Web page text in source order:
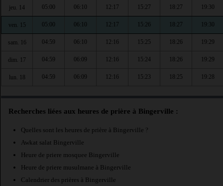
jeu. 14 05:00 06:10 12:17 15:27 18:27 19:30
ven. 15 05:00 06:10 12:17 15:26 18:27 19:30
sam. 16 04:59 06:10 12:16 15:25 18:26 19:29
dim. 17 04:59 06:09 12:16 15:24 18:26 19:29
lun. 18 04:59 06:09 12:16 15:23 18:25 19:28
Recherches liées aux heures de prière à Bingerville :
Quelles sont les heures de prière à Bingerville ?
Awkat salat Bingerville
Heure de priere mosquee Bingerville
Heure de priere musulmane à Bingerville
Calendrier des prières à Bingerville